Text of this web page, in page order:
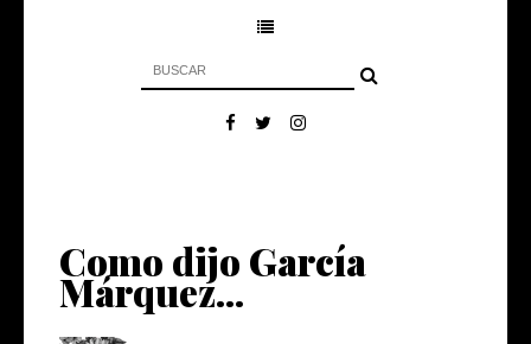
Como dijo García
Márquez...